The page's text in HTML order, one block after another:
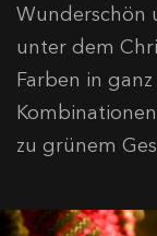
Wunderschön
unter dem
Farben in
zu grünem